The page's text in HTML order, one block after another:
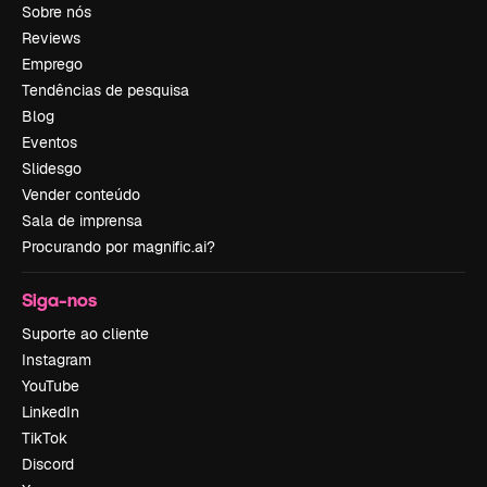
Sobre nós
Reviews
Emprego
Tendências de pesquisa
Blog
Eventos
Slidesgo
Vender conteúdo
Sala de imprensa
Procurando por magnific.ai?
Siga-nos
Suporte ao cliente
Instagram
YouTube
LinkedIn
TikTok
Discord